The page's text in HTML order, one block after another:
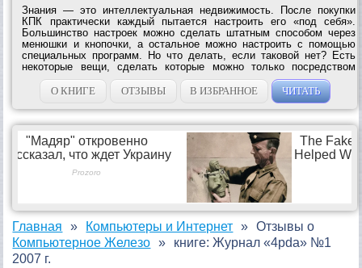
Знания — это интеллектуальная недвижимость. После покупки
КПК практически каждый пытается настроить его «под себя».
Большинство настроек можно сделать штатным способом через
менюшки и кнопочки, а остальное можно настроить с помощью
специальных программ. Но что делать, если таковой нет? Есть
некоторые вещи, сделать которые можно только посредством
редактирования системного реестра Windows, где хранится
информация о настройках...
О КНИГЕ ОТЗЫВЫ В ИЗБРАННОЕ ЧИТАТЬ
Главная
Компьютеры и Интернет
Компьютерное Железо
Отзывы о
книге: Журнал «4pda» №1
2007 г.